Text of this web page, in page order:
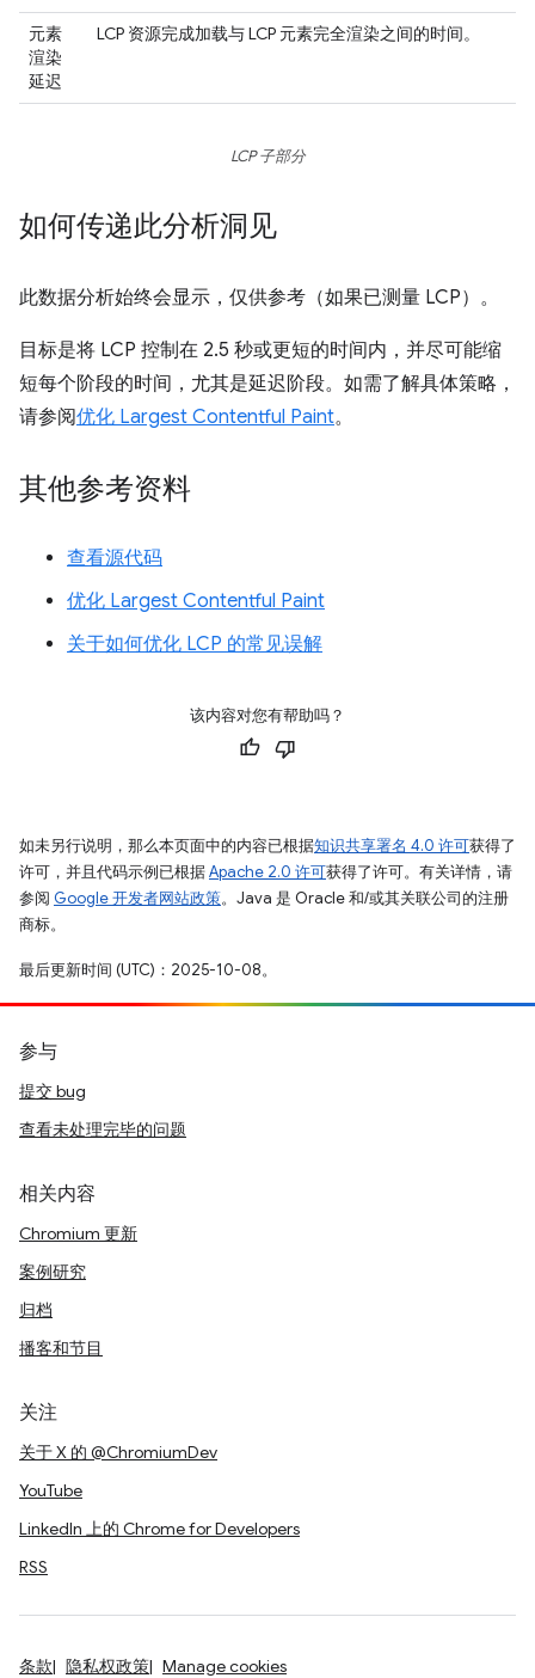
元素
渲染
延迟
LCP 资源完成加载与 LCP 元素完全渲染之间的时间。
LCP 子部分
如何传递此分析洞见
此数据分析始终会显示，仅供参考（如果已测量 LCP）。
目标是将 LCP 控制在 2.5 秒或更短的时间内，并尽可能缩
短每个阶段的时间，尤其是延迟阶段。如需了解具体策略，
请参阅优化 Largest Contentful Paint。
其他参考资料
查看源代码
优化 Largest Contentful Paint
关于如何优化 LCP 的常见误解
该内容对您有帮助吗？
如未另行说明，那么本页面中的内容已根据知识共享署名 4.0 许可获得了
许可，并且代码示例已根据Apache 2.0 许可获得了许可。有关详情，请
参阅 Google 开发者网站政策。Java 是 Oracle 和/或其关联公司的注册
商标。
最后更新时间 (UTC)：2025-10-08。
参与
提交 bug
查看未处理完毕的问题
相关内容
Chromium 更新
案例研究
归档
播客和节目
关注
关于 X 的 @ChromiumDev
YouTube
LinkedIn 上的 Chrome for Developers
RSS
条款 隐私权政策 Manage cookies